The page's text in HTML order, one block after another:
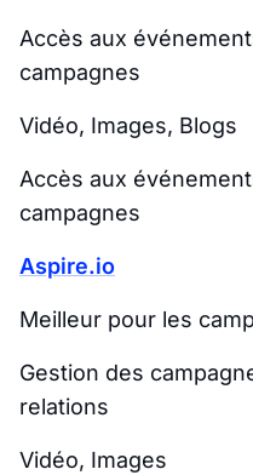
Accès aux
campagnes
Vidéo, Images, Blogs
Accès aux
campagnes
Aspire.io
Meilleur pour les
Gestion des
relations
Vidéo, Images